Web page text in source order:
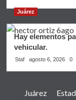
Juárez
Hay elementos
vehicular.
Staf agosto 6, 2026 0
Juárez